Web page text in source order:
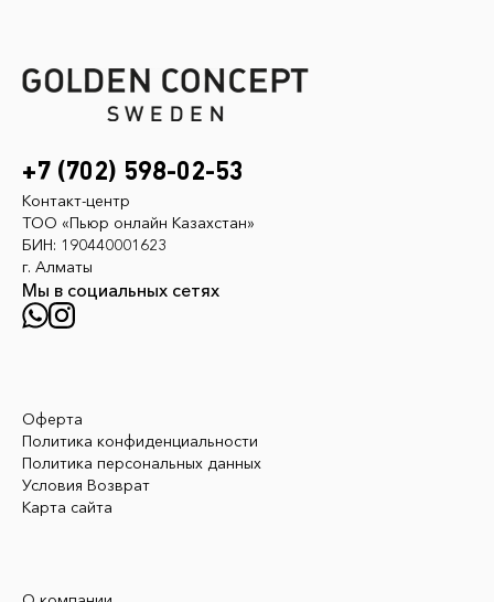
Оферта
Политика конфиденциальности
Политика персональных данных
Условия Возврат
Карта сайта
Мы в социальных сетях
+7 (702) 598-02-53
Контакт-центр
ТОО «Пьюр онлайн Казахстан»
БИН: 190440001623
г. Алматы